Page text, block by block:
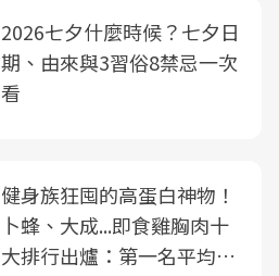
2026七夕什麼時候？七夕日
期、由來與3習俗8禁忌一次
看
健身族狂囤的高蛋白神物！
卜蜂、大成...即食雞胸肉十
大排行出爐：第一名平均一